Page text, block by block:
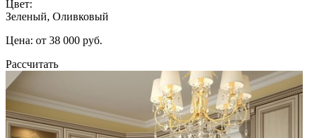
Цвет:
Зеленый, Оливковый
Цена: от 38 000 руб.
Рассчитать